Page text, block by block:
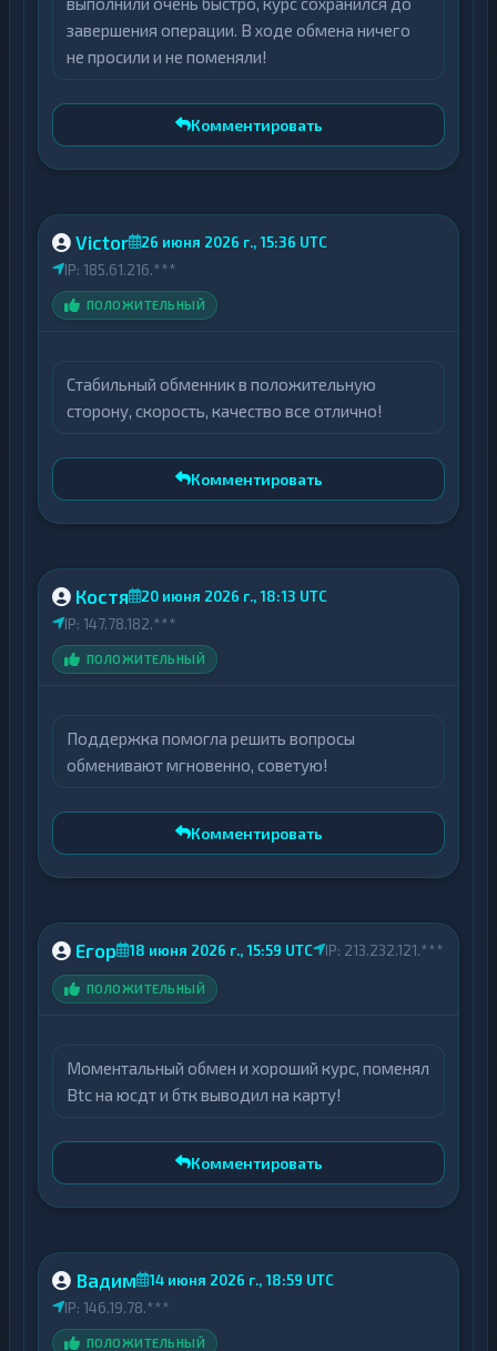
завершения операции. В ходе обмена ничего
не просили и не поменяли!
Комментировать
Victor
26 июня 2026 г., 15:36 UTC
IP: 185.61.216.***
ПОЛОЖИТЕЛЬНЫЙ
Стабильный обменник в положительную
сторону, скорость, качество все отлично!
Комментировать
Костя
20 июня 2026 г., 18:13 UTC
IP: 147.78.182.***
ПОЛОЖИТЕЛЬНЫЙ
Поддержка помогла решить вопросы
обменивают мгновенно, советую!
Комментировать
Егор 18 июня 2026 г., 15:59 UTC IP: 213.232.121.***
ПОЛОЖИТЕЛЬНЫЙ
Моментальный обмен и хороший курс, поменял
Btc на юсдт и бтк выводил на карту!
Комментировать
Вадим
14 июня 2026 г., 18:59 UTC
IP: 146.19.78.***
ПОЛОЖИТЕЛЬНЫЙ